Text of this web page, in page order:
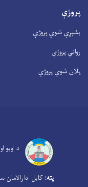
پروژې
بشپړې شوي پروژې
روانې پروژې
پلان شوي پروژې
د اوبو
پته: کابل دارالامان